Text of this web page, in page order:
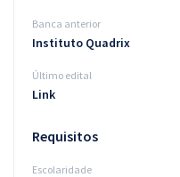
Banca anterior
Instituto Quadrix
Último edital
Link
Requisitos
Escolaridade